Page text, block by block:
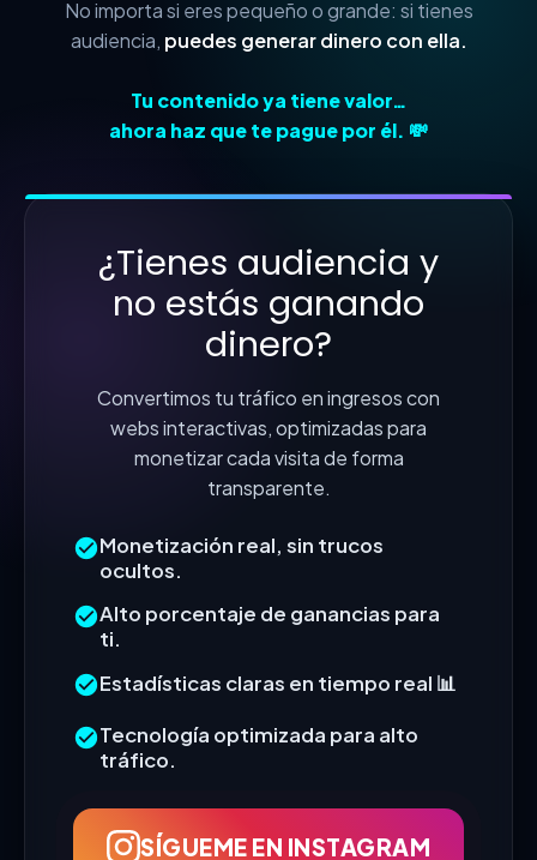
No importa si eres pequeño o grande: si tienes
audiencia, puedes generar dinero con ella.
Tu contenido ya tiene valor…
ahora haz que te pague por él. 💸
¿Tienes audiencia y
no estás ganando
dinero?
Convertimos tu tráfico en ingresos con
webs interactivas, optimizadas para
monetizar cada visita de forma
transparente.
Monetización real, sin trucos
ocultos.
Alto porcentaje de ganancias para
ti.
Estadísticas claras en tiempo real 📊
Tecnología optimizada para alto
tráfico.
SÍGUEME EN INSTAGRAM